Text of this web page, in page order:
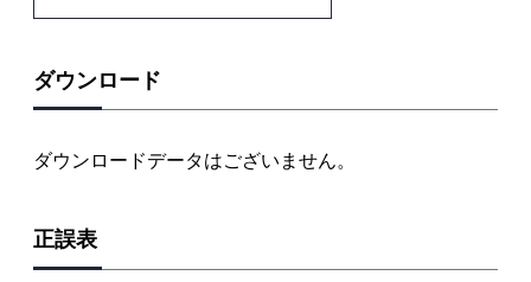
1.2.3. RStudioでRをはじめよう
1.3. Rの基本動作
1.3.2. 関数で演算を行う
2章 データの読み込みと前処理
ダウンロード
ダウンロードデータはございません。
正誤表